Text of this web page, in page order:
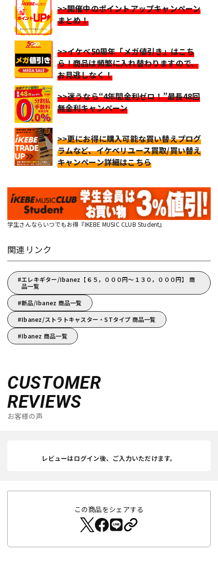
>>開催中のポイントアップキャンペーン
まとめ！
>>イケベ50周年「メガ値引き」はこち
ら！商品は頻繁に入れ替わりますので、
お見逃しなく！
>>迷うなら“4年間金利ゼロ！”最長48回
無金利キャンペーン
>>更にお得に購入可能な買い替えプログ
ラムなど、イケベリユース買取/買い替え
キャンペーン詳細はこちら
学生さんならいつでもお得『IKEBE MUSIC CLUB Student』
関連リンク
エレキギター/Ibanez【６５，０００円～１３０，０００円】 商
品一覧
新品/Ibanez 商品一覧
Ibanez/ストラトキャスター・STタイプ 商品一覧
Ibanez 商品一覧
CUSTOMER
REVIEWS
お客様の声
レビューはログイン後、ご入力いただけます。
この商品をシェアする